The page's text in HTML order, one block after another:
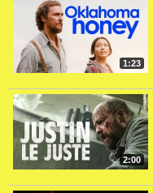
1:23
2:00